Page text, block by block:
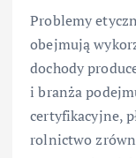
Problemy
obejmują
dochody
i branża
certyfikacyjne,
rolnictwo